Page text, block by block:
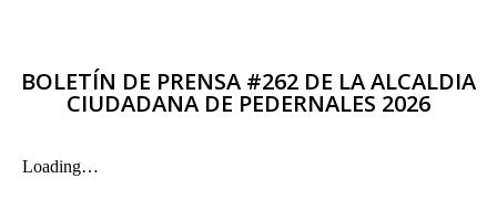
BOLETÍN DE PRENSA #262 DE LA ALCALDIA
CIUDADANA DE PEDERNALES 2026